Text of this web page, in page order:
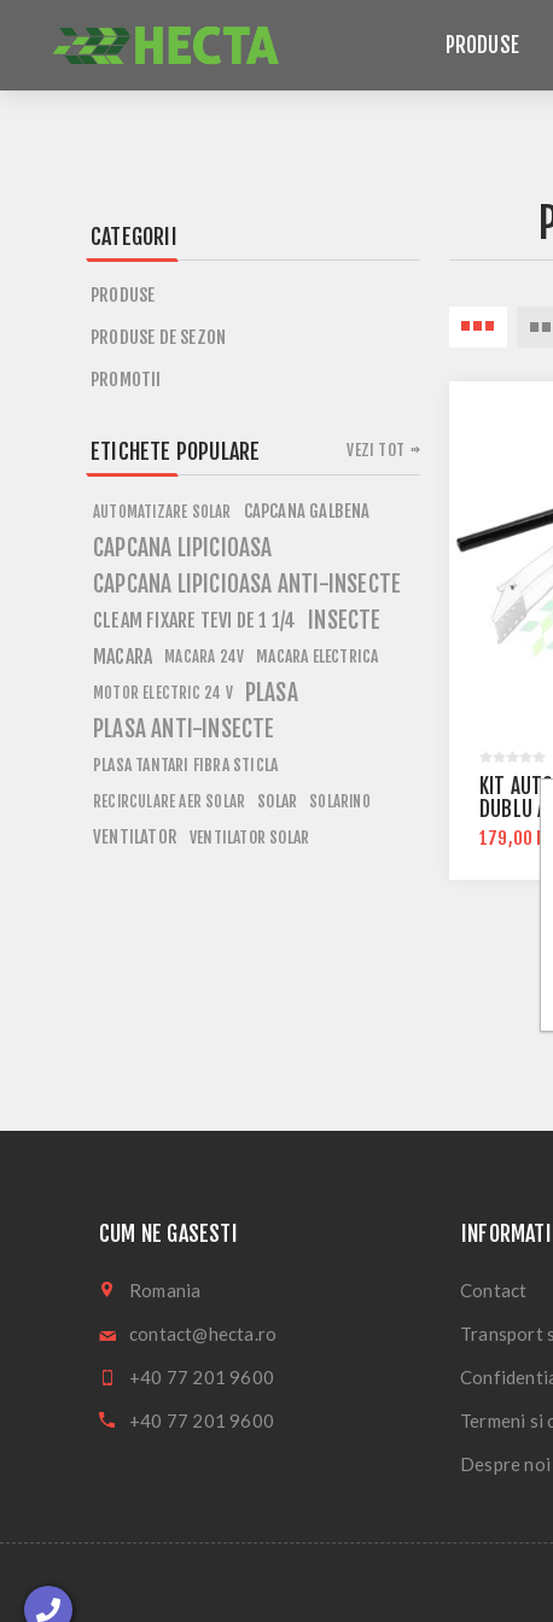
PRODUSE
KIT
DUBLU
179,00
CATEGORII
PRODUSE
PRODUSE DE SEZON
PROMOTII
ETICHETE POPULARE
AUTOMATIZARE SOLAR CAPCANA GALBENA
CAPCANA LIPICIOASA
CAPCANA LIPICIOASA ANTI-INSECTE
CLEAM FIXARE TEVI DE 1 1/4 INSECTE
MACARA MACARA 24V MACARA ELECTRICA
MOTOR ELECTRIC 24 V
PLASA
PLASA ANTI-INSECTE
PLASA TANTARI FIBRA STICLA
RECIRCULARE AER SOLAR SOLAR SOLARINO
VENTILATOR VENTILATOR SOLAR
VEZI TOT
CUM NE GASESTI
Romania
contact@hecta.ro
+40 77 201 9600
+40 77 201 9600
INFORMATII
Contact
Transport
Termeni si
Despre noi